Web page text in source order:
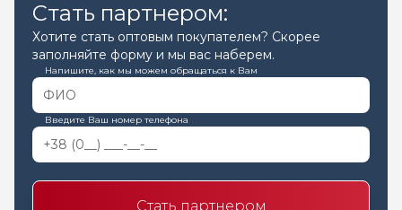
Стать партнером:
Хотите стать оптовым покупателем? Скорее
заполняйте форму и мы вас наберем.
Напишите, как мы можем обращаться к Вам
Введите Ваш номер телефона
Стать партнером